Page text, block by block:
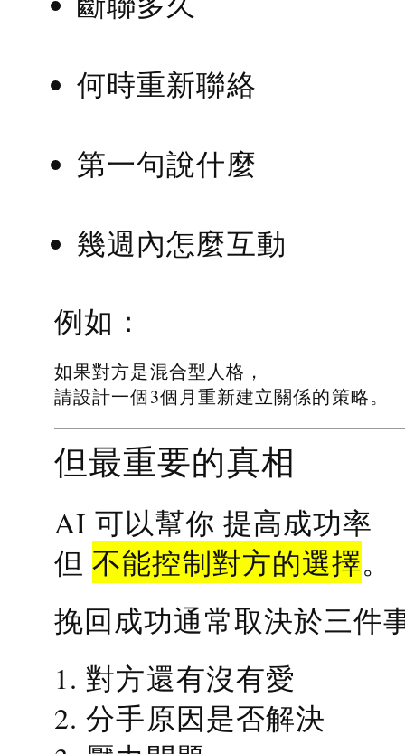
何時重新聯絡
第一句說什麼
幾週內怎麼互動
例如：
如果對方是混合型人格，
請設計一個3個月重新建立關係的策略。
但最重要的真相
AI 可以幫你 提高成功率
但不能控制對方的選擇。
挽回成功通常取決於三件
1. 對方還有沒有愛
2. 分手原因是否解決